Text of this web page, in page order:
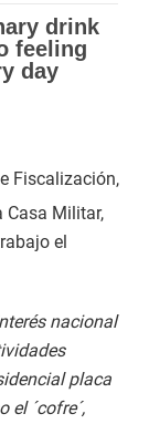
Fiscalización,
Casa Militar,
el
nacional
placa
el ´cofre´,